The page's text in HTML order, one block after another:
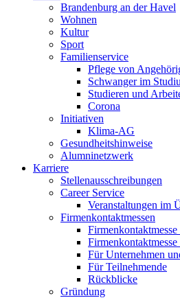
Brandenburg an der Havel
Wohnen
Kultur
Sport
Familienservice
Pflege von
Schwanger im
Studieren und
Corona
Initiativen
Klima-AG
Gesundheitshinweise
Alumninetzwerk
Karriere
Stellenausschreibungen
Career Service
Veranstaltungen im
Firmenkontaktmessen
Für Unternehmen
Für Teilnehmende
Rückblicke
Gründung